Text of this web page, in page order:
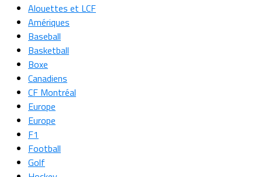
Alouettes et LCF
Amériques
Baseball
Basketball
Boxe
Canadiens
CF Montréal
Europe
Europe
F1
Football
Golf